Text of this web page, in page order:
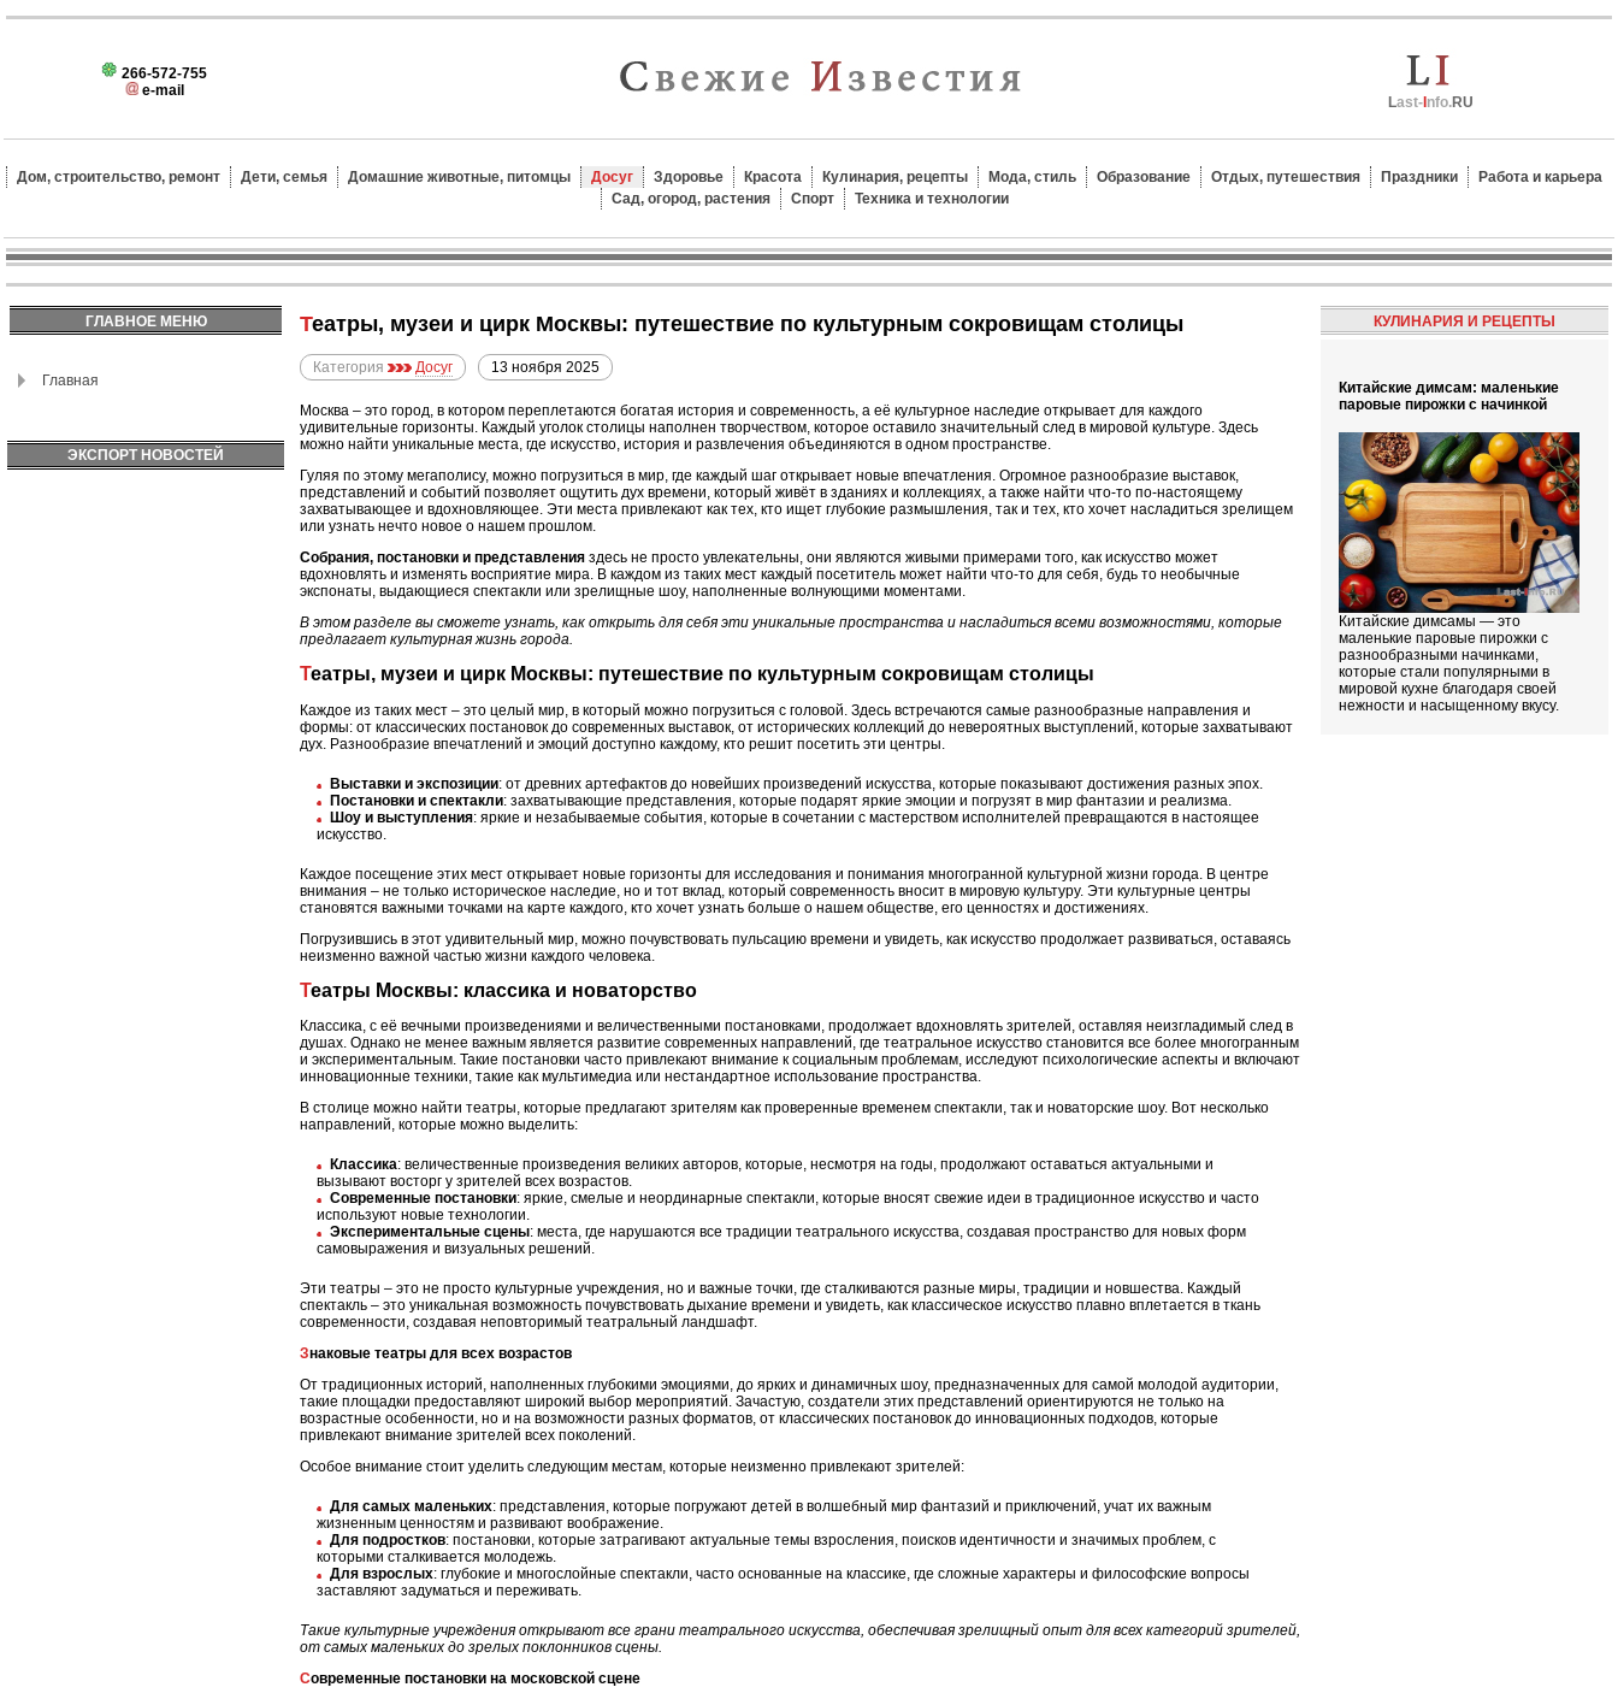
266-572-755
e-mail
Last- nfo.RU
Дом, строительство, ремонт Дети, семья Домашние животные, питомцы Досуг Здоровье Красота Кулинария, рецепты Мода, стиль Образование Отдых, путешествия Праздники
Работа и карьера
Сад, огород, растения
Спорт Техника и технологии
ГЛАВНОЕ МЕНЮ
Главная
ЭКСПОРТ НОВОСТЕЙ
Театры, музеи и цирк Москвы: путешествие по культурным сокровищам столицы
Категория Досуг 13 ноября 2025
Москва – это город, в котором переплетаются богатая история и современность, а её культурное наследие открывает для каждого
удивительные горизонты. Каждый уголок столицы наполнен творчеством, которое оставило значительный след в мировой культуре. Здесь
можно найти уникальные места, где искусство, история и развлечения объединяются в одном пространстве.
Гуляя по этому мегаполису, можно погрузиться в мир, где каждый шаг открывает новые впечатления. Огромное разнообразие выставок,
представлений и событий позволяет ощутить дух времени, который живёт в зданиях и коллекциях, а также найти что-то по-настоящему
захватывающее и вдохновляющее. Эти места привлекают как тех, кто ищет глубокие размышления, так и тех, кто хочет насладиться зрелищем
или узнать нечто новое о нашем прошлом.
Собрания, постановки и представления здесь не просто увлекательны, они являются живыми примерами того, как искусство может
вдохновлять и изменять восприятие мира. В каждом из таких мест каждый посетитель может найти что-то для себя, будь то необычные
экспонаты, выдающиеся спектакли или зрелищные шоу, наполненные волнующими моментами.
В этом разделе вы сможете узнать, как открыть для себя эти уникальные пространства и насладиться всеми возможностями, которые
предлагает культурная жизнь города.
Театры, музеи и цирк Москвы: путешествие по культурным сокровищам столицы
Каждое из таких мест – это целый мир, в который можно погрузиться с головой. Здесь встречаются самые разнообразные направления и
формы: от классических постановок до современных выставок, от исторических коллекций до невероятных выступлений, которые захватывают
дух. Разнообразие впечатлений и эмоций доступно каждому, кто решит посетить эти центры.
Выставки и экспозиции: от древних артефактов до новейших произведений искусства, которые показывают достижения разных эпох.
Постановки и спектакли: захватывающие представления, которые подарят яркие эмоции и погрузят в мир фантазии и реализма.
Шоу и выступления: яркие и незабываемые события, которые в сочетании с мастерством исполнителей превращаются в настоящее
искусство.
Каждое посещение этих мест открывает новые горизонты для исследования и понимания многогранной культурной жизни города. В центре
внимания – не только историческое наследие, но и тот вклад, который современность вносит в мировую культуру. Эти культурные центры
становятся важными точками на карте каждого, кто хочет узнать больше о нашем обществе, его ценностях и достижениях.
Погрузившись в этот удивительный мир, можно почувствовать пульсацию времени и увидеть, как искусство продолжает развиваться, оставаясь
неизменно важной частью жизни каждого человека.
Театры Москвы: классика и новаторство
Классика, с её вечными произведениями и величественными постановками, продолжает вдохновлять зрителей, оставляя неизгладимый след в
душах. Однако не менее важным является развитие современных направлений, где театральное искусство становится все более многогранным
и экспериментальным. Такие постановки часто привлекают внимание к социальным проблемам, исследуют психологические аспекты и включают
инновационные техники, такие как мультимедиа или нестандартное использование пространства.
В столице можно найти театры, которые предлагают зрителям как проверенные временем спектакли, так и новаторские шоу. Вот несколько
направлений, которые можно выделить:
Классика: величественные произведения великих авторов, которые, несмотря на годы, продолжают оставаться актуальными и
вызывают восторг у зрителей всех возрастов.
Современные постановки: яркие, смелые и неординарные спектакли, которые вносят свежие идеи в традиционное искусство и часто
используют новые технологии.
Экспериментальные сцены: места, где нарушаются все традиции театрального искусства, создавая пространство для новых форм
самовыражения и визуальных решений.
Эти театры – это не просто культурные учреждения, но и важные точки, где сталкиваются разные миры, традиции и новшества. Каждый
спектакль – это уникальная возможность почувствовать дыхание времени и увидеть, как классическое искусство плавно вплетается в ткань
современности, создавая неповторимый театральный ландшафт.
Знаковые театры для всех возрастов
От традиционных историй, наполненных глубокими эмоциями, до ярких и динамичных шоу, предназначенных для самой молодой аудитории,
такие площадки предоставляют широкий выбор мероприятий. Зачастую, создатели этих представлений ориентируются не только на
возрастные особенности, но и на возможности разных форматов, от классических постановок до инновационных подходов, которые
привлекают внимание зрителей всех поколений.
Особое внимание стоит уделить следующим местам, которые неизменно привлекают зрителей:
Для самых маленьких: представления, которые погружают детей в волшебный мир фантазий и приключений, учат их важным
жизненным ценностям и развивают воображение.
Для подростков: постановки, которые затрагивают актуальные темы взросления, поисков идентичности и значимых проблем, с
которыми сталкивается молодежь.
Для взрослых: глубокие и многослойные спектакли, часто основанные на классике, где сложные характеры и философские вопросы
заставляют задуматься и переживать.
Такие культурные учреждения открывают все грани театрального искусства, обеспечивая зрелищный опыт для всех категорий зрителей,
от самых маленьких до зрелых поклонников сцены.
Современные постановки на московской сцене
КУЛИНАРИЯ И РЕЦЕПТЫ
Китайские димсам: маленькие
паровые пирожки с начинкой
Китайские димсамы — это
маленькие паровые пирожки с
разнообразными начинками,
которые стали популярными в
мировой кухне благодаря своей
нежности и насыщенному вкусу.